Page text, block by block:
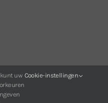
kunt uw Cookie-instellingen